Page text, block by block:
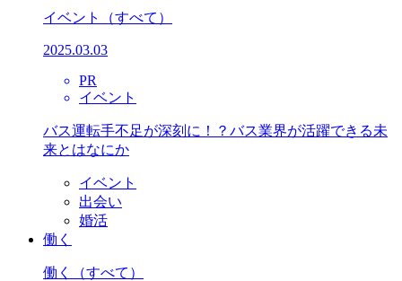
イベント （すべて）
2025.03.03
PR
イベント
バス運転手不足が深刻に！？バス業界が活躍できる未
来とはなにか
イベント
出会い
婚活
働く
働く （すべて）